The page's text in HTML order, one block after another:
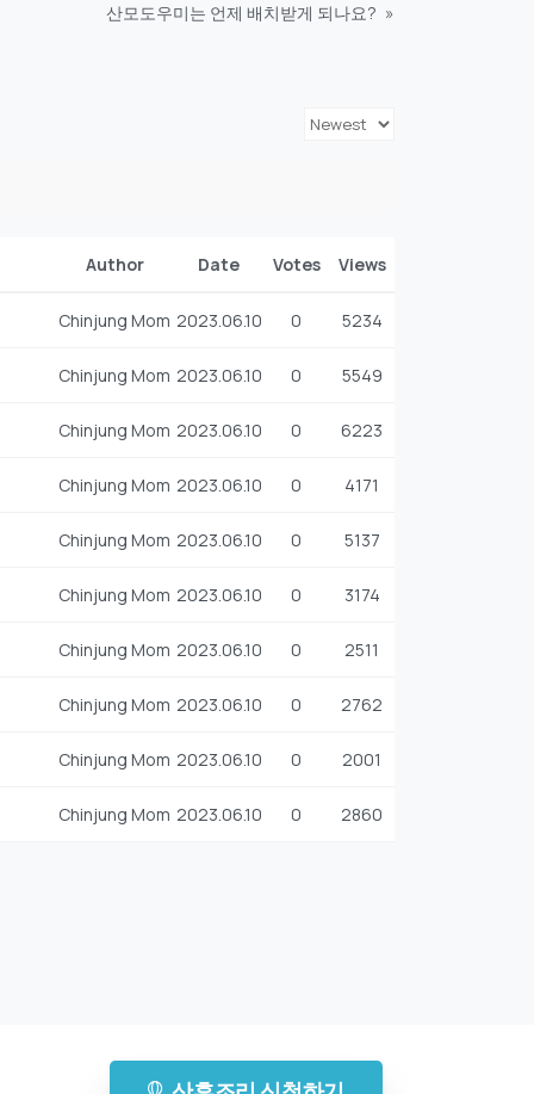
산모도우미는 언제 배치받게 되나요? »
Author Date Votes Views
Chinjung Mom 2023.06.10 0 5234
Chinjung Mom 2023.06.10 0 5549
Chinjung Mom 2023.06.10 0 6223
Chinjung Mom 2023.06.10 0 4171
Chinjung Mom 2023.06.10 0 5137
Chinjung Mom 2023.06.10 0 3174
Chinjung Mom 2023.06.10 0 2511
Chinjung Mom 2023.06.10 0 2762
Chinjung Mom 2023.06.10 0 2001
Chinjung Mom 2023.06.10 0 2860